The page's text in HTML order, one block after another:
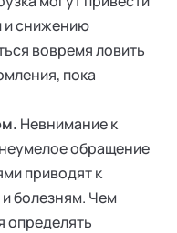
и снижению
вовремя ловить
пока
Невнимание к
обращение
приводят к
болезням. Чем
определять